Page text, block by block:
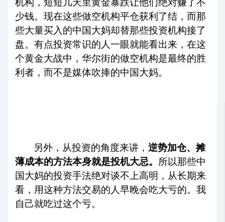
机构，短短几天里黄金暴跌让他们绝对赚了不
少钱。现在这些做空机构平仓获利了结，而那
些大量买入的中国大妈却替那些投资机构接了
盘。有点投资常识的人一眼就能看出来，在这
个黄金大战中，华尔街的做空机构是最终的胜
利者，而不是媒体吹捧的中国大妈。
另外，从投资的角度来讲，逆势加仓、摊
薄成本的方法本身就是投机大忌。 所以那些中
国大妈的投资手法绝对谈不上高明，从长期来
看，用这种方法交易的人早晚会吃大亏的。我
自己就吃过这个亏。